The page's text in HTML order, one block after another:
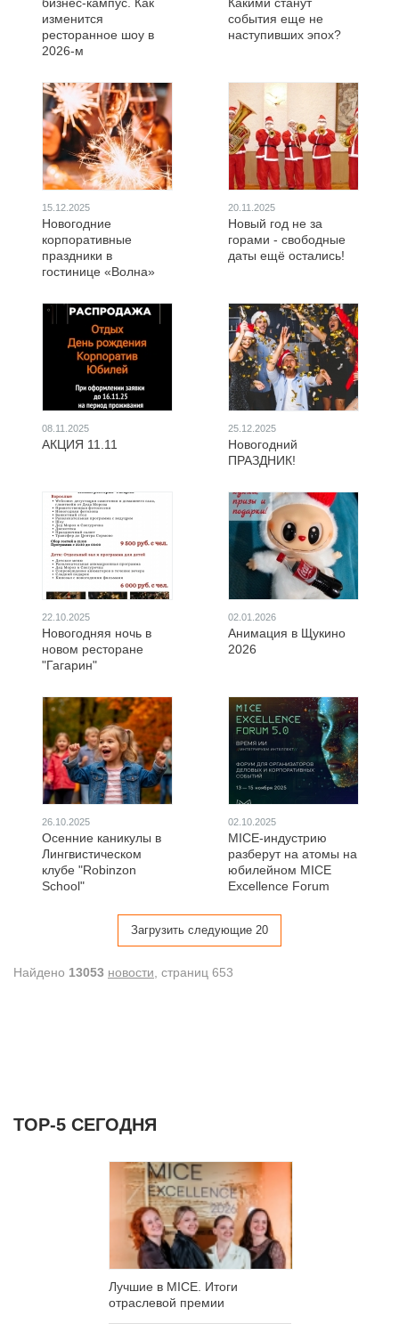
изменится
ресторанное шоу в
2026-м
события еще не
наступивших эпох?
15.12.2025
Новогодние
корпоративные
праздники в
гостинице «Волна»
20.11.2025
Новый год не за
горами - свободные
даты ещё остались!
08.11.2025
АКЦИЯ 11.11
25.12.2025
Новогодний
ПРАЗДНИК!
22.10.2025
Новогодняя ночь в
новом ресторане
"Гагарин"
02.01.2026
Анимация в Щукино
2026
26.10.2025
Осенние каникулы в
Лингвистическом
клубе "Robinzon
School"
02.10.2025
MICE-индустрию
разберут на атомы на
юбилейном MICE
Excellence Forum
Загрузить следующие 20
Найдено 13053 новости , cтраниц 653
ТОР-5 СЕГОДНЯ
Лучшие в MICE. Итоги
отраслевой премии